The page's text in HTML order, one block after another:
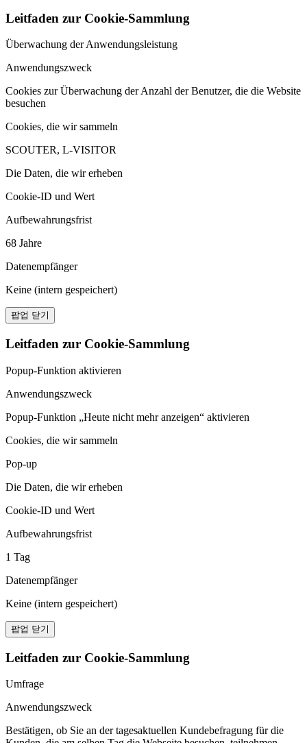
Leitfaden zur Cookie-Sammlung
Überwachung der Anwendungsleistung
Anwendungszweck
Cookies zur Überwachung der Anzahl der Benutzer, die die Website
besuchen
Cookies, die wir sammeln
SCOUTER, L-VISITOR
Die Daten, die wir erheben
Cookie-ID und Wert
Aufbewahrungsfrist
68 Jahre
Datenempfänger
Keine (intern gespeichert)
팝업 닫기
Leitfaden zur Cookie-Sammlung
Popup-Funktion aktivieren
Anwendungszweck
Popup-Funktion „Heute nicht mehr anzeigen“ aktivieren
Cookies, die wir sammeln
Pop-up
Die Daten, die wir erheben
Cookie-ID und Wert
Aufbewahrungsfrist
1 Tag
Datenempfänger
Keine (intern gespeichert)
팝업 닫기
Leitfaden zur Cookie-Sammlung
Umfrage
Anwendungszweck
Bestätigen, ob Sie an der tagesaktuellen Kundebefragung für die